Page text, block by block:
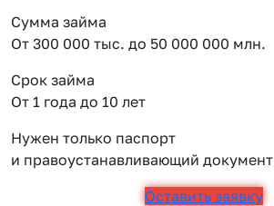
Сумма займа
От 300 000 тыс. до 50 000 000 млн.
Срок займа
От 1 года до 10 лет
Нужен только паспорт
и правоустанавливающий документ
Оставить заявку